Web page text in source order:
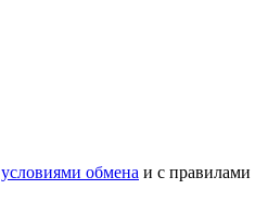
условиями обмена и с правилами